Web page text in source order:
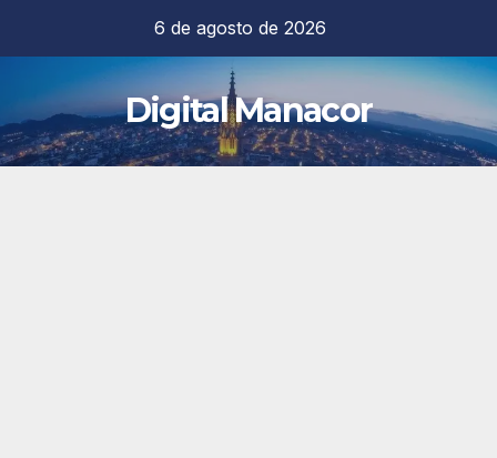
contenido
6 de agosto de 2026
Digital Manacor